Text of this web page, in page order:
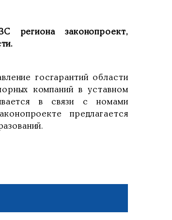
региона законопроект,
госгарантий области
компаний в уставном
в связи с номами
предлагается